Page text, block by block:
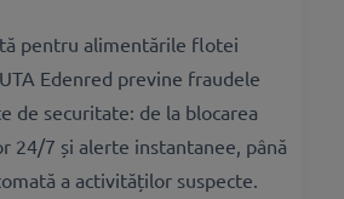
pentru alimentările flotei
Edenred previne fraudele
de securitate: de la blocarea
24/7 și alerte instantanee, până
a activităților suspecte.